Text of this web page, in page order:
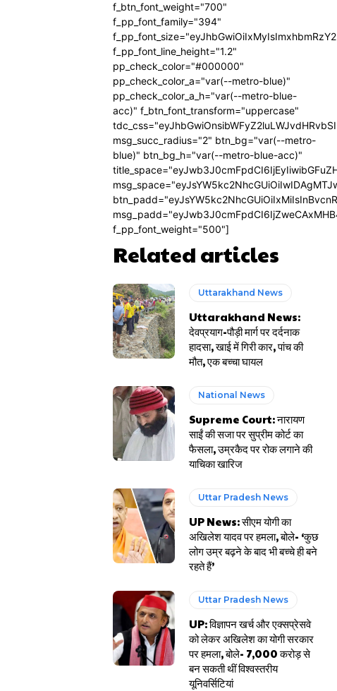
f_btn_font_weight="700"
f_pp_font_family="394"
f_pp_font_line_height="1.2"
pp_check_color="#000000"
pp_check_color_a="var(--metro-blue)"
pp_check_color_a_h="var(--metro-blue-
acc)" f_btn_font_transform="uppercase"
msg_succ_radius="2" btn_bg="var(--metro-
blue)" btn_bg_h="var(--metro-blue-acc)"
f_pp_font_weight="500"]
Related articles
Uttarakhand News
Uttarakhand News:
देवप्रयाग-पौड़ी मार्ग पर दर्दनाक
हादसा, खाई में गिरी कार, पांच की
मौत, एक बच्चा घायल
National News
Supreme Court: नारायण
साईं की सजा पर सुप्रीम कोर्ट का
फैसला, उम्रकैद पर रोक लगाने की
याचिका खारिज
Uttar Pradesh News
UP News: सीएम योगी का
अखिलेश यादव पर हमला, बोले- ‘कुछ
लोग उम्र बढ़ने के बाद भी बच्चे ही बने
रहते हैं’
Uttar Pradesh News
UP: विज्ञापन खर्च और एक्सप्रेसवे
को लेकर अखिलेश का योगी सरकार
पर हमला, बोले- 7,000 करोड़ से
बन सकती थीं विश्वस्तरीय
यूनिवर्सिटियां